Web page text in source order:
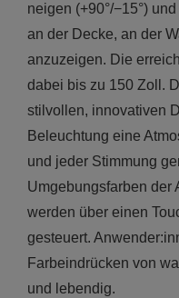
neigen (+90°/−15°)
an der Decke, an der
anzuzeigen. Die
dabei bis zu 150 Zoll.
stilvollen, innovativen
Beleuchtung eine
und jeder Stimmung
Umgebungsfarben der
werden über einen
gesteuert.
Farbeindrücken von
und lebendig.